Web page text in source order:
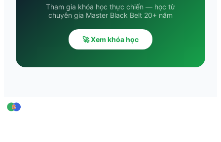
Tham gia khóa học thực chiến — học từ
chuyên gia Master Black Belt 20+ năm
🚀 Xem khóa học